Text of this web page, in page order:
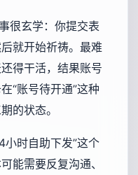
很玄学：你提交表
就开始祈祷。最难
得干活，结果账号
“账号待开通”这种
的状态。
时自助下发”这个
能需要反复沟通、